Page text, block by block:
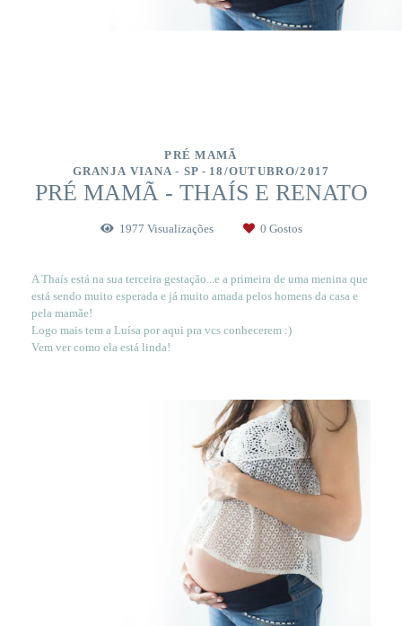
PRÉ MAMÃ
GRANJA VIANA - SP
18/OUTUBRO/2017
PRÉ MAMÃ - THAÍS E RENATO
1977 Visualizações 0 Gostos
A Thaís está na sua terceira gestação...e a primeira de uma menina que
está sendo muito esperada e já muito amada pelos homens da casa e
pela mamãe!
Logo mais tem a Luísa por aqui pra vcs conhecerem :)
Vem ver como ela está linda!